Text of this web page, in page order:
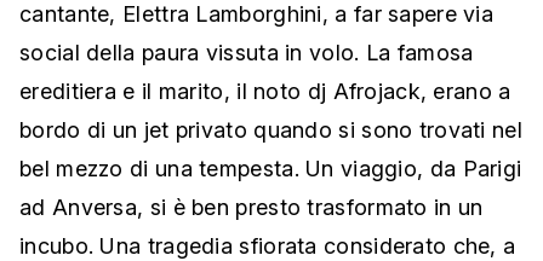
cantante, Elettra Lamborghini, a far sapere via
social della paura vissuta in volo. La famosa
ereditiera e il marito, il noto dj Afrojack, erano a
bordo di un jet privato quando si sono trovati nel
bel mezzo di una tempesta. Un viaggio, da Parigi
ad Anversa, si è ben presto trasformato in un
incubo. Una tragedia sfiorata considerato che, a